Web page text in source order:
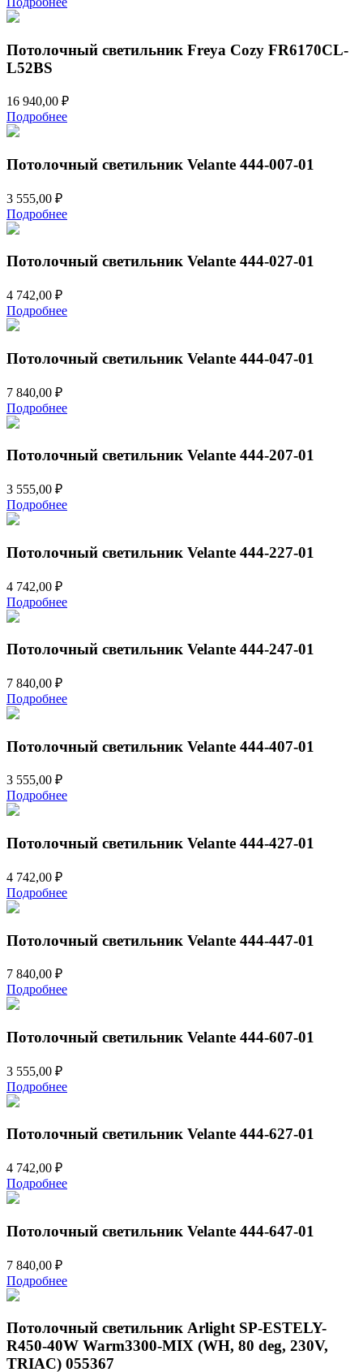
670,00 ₽.
Потолочный светильник Freya Cozy FR6170CL-
L52BS
16 940,00 ₽
Подробнее
Потолочный светильник Velante 444-007-01
3 555,00 ₽
Подробнее
Потолочный светильник Velante 444-027-01
4 742,00 ₽
Подробнее
Потолочный светильник Velante 444-047-01
7 840,00 ₽
Подробнее
Потолочный светильник Velante 444-207-01
3 555,00 ₽
Подробнее
Потолочный светильник Velante 444-227-01
4 742,00 ₽
Подробнее
Потолочный светильник Velante 444-247-01
7 840,00 ₽
Подробнее
Потолочный светильник Velante 444-407-01
3 555,00 ₽
Подробнее
Потолочный светильник Velante 444-427-01
4 742,00 ₽
Подробнее
Потолочный светильник Velante 444-447-01
7 840,00 ₽
Подробнее
Потолочный светильник Velante 444-607-01
3 555,00 ₽
Подробнее
Потолочный светильник Velante 444-627-01
4 742,00 ₽
Подробнее
Потолочный светильник Velante 444-647-01
7 840,00 ₽
Подробнее
Потолочный светильник Arlight SP-ESTELY-
R450-40W Warm3300-MIX (WH, 80 deg, 230V,
TRIAC) 055367